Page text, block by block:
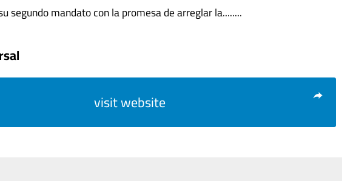
segundo mandato con la promesa de arreglar la........
visit website